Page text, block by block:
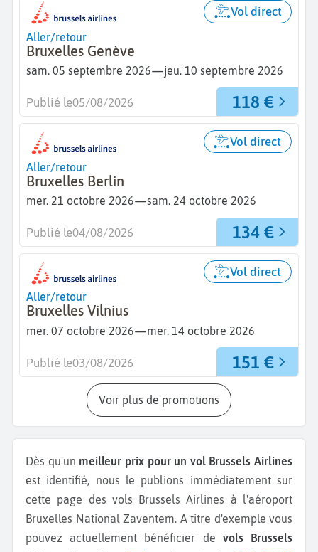
Aller/retour
Bruxelles Genève
sam. 05 septembre 2026—jeu. 10 septembre 2026
Vol direct
118 €
Publié le05/08/2026
Aller/retour
Bruxelles Berlin
mer. 21 octobre 2026—sam. 24 octobre 2026
Vol direct
134 €
Publié le04/08/2026
Aller/retour
Bruxelles Vilnius
mer. 07 octobre 2026—mer. 14 octobre 2026
Vol direct
151 €
Publié le03/08/2026
Voir plus de promotions
Dès qu'un meilleur prix pour un vol Brussels Airlines
est identifié, nous le publions immédiatement sur
cette page des vols Brussels Airlines à l'aéroport
Bruxelles National Zaventem. A titre d'exemple vous
pouvez actuellement bénéficier de vols Brussels